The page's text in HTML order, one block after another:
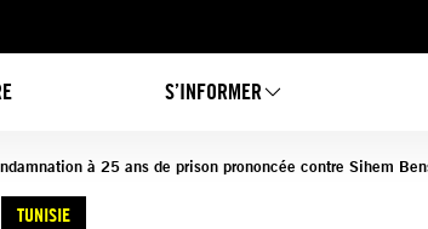
S’INFORMER
à 25 ans de prison prononcée contre Sihem
TUNISIE